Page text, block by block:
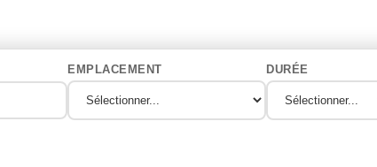
EMPLACEMENT
DURÉE